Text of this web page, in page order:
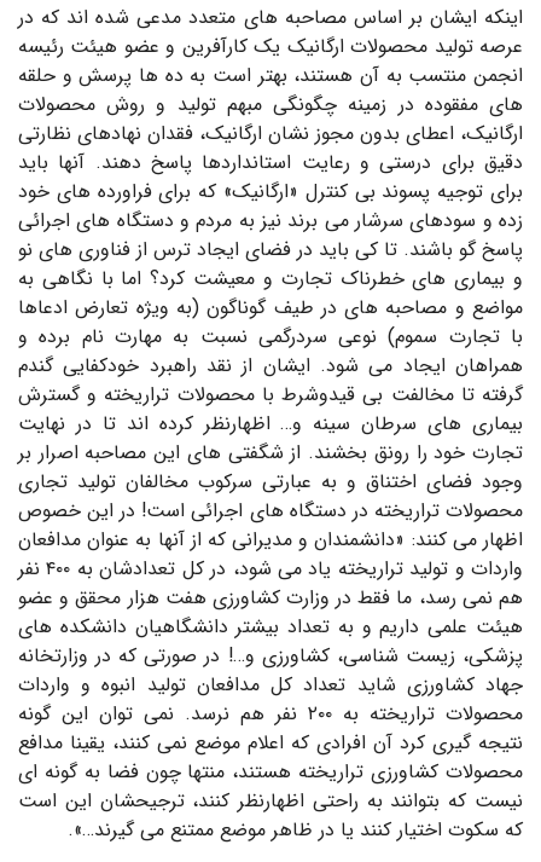
اینکه ایشان بر اساس مصاحبه های متعدد مدعی شده اند که در
عرصه تولید محصولات ارگانیک یک کارآفرین و عضو هیئت رئیسه
انجمن منتسب به آن هستند، بهتر است به ده ها پرسش و حلقه
های مفقوده در زمینه چگونگی مبهم تولید و روش محصولات
ارگانیک، اعطای بدون مجوز نشان ارگانیک، فقدان نهادهای نظارتی
دقیق برای درستی و رعایت استانداردها پاسخ دهند. آنها باید
برای توجیه پسوند بی کنترل «ارگانیک» که برای فراورده های خود
زده و سودهای سرشار می برند نیز به مردم و دستگاه های اجرائی
پاسخ گو باشند. تا کی باید در فضای ایجاد ترس از فناوری های نو
و بیماری های خطرناک تجارت و معیشت کرد؟ اما با نگاهی به
مواضع و مصاحبه های در طیف گوناگون (به ویژه تعارض ادعاها
با تجارت سموم) نوعی سردرگمی نسبت به مهارت نام برده و
همراهان ایجاد می شود. ایشان از نقد راهبرد خودکفایی گندم
گرفته تا مخالفت بی قیدوشرط با محصولات تراریخته و گسترش
بیماری های سرطان سینه و… اظهارنظر کرده اند تا در نهایت
تجارت خود را رونق بخشند. از شگفتی های این مصاحبه اصرار بر
وجود فضای اختناق و به عبارتی سرکوب مخالفان تولید تجاری
محصولات تراریخته در دستگاه های اجرائی است! در این خصوص
اظهار می کنند: «دانشمندان و مدیرانی که از آنها به عنوان مدافعان
واردات و تولید تراریخته یاد می شود، در کل تعدادشان به ۴۰۰ نفر
هم نمی رسد، ما فقط در وزارت کشاورزی هفت هزار محقق و عضو
هیئت علمی داریم و به تعداد بیشتر دانشگاهیان دانشکده های
پزشکی، زیست شناسی، کشاورزی و…! در صورتی که در وزارتخانه
جهاد کشاورزی شاید تعداد کل مدافعان تولید انبوه و واردات
محصولات تراریخته به ۲۰۰ نفر هم نرسد. نمی توان این گونه
نتیجه گیری کرد آن افرادی که اعلام موضع نمی کنند، یقینا مدافع
محصولات کشاورزی تراریخته هستند، منتها چون فضا به گونه ای
نیست که بتوانند به راحتی اظهارنظر کنند، ترجیحشان این است
که سکوت اختیار کنند یا در ظاهر موضع ممتنع می گیرند…».